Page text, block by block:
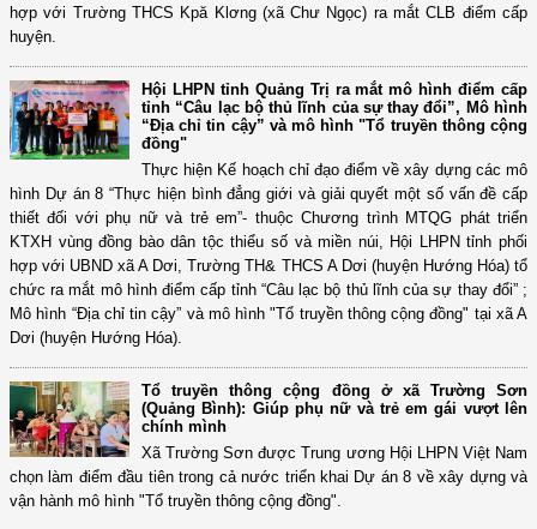
hợp với Trường THCS Kpă Klơng (xã Chư Ngọc) ra mắt CLB điểm cấp
huyện.
Hội LHPN tỉnh Quảng Trị ra mắt mô hình điểm cấp
tỉnh “Câu lạc bộ thủ lĩnh của sự thay đổi”, Mô hình
“Địa chỉ tin cậy” và mô hình "Tổ truyền thông cộng
đồng"
Thực hiện Kế hoạch chỉ đạo điểm về xây dựng các mô
hình Dự án 8 “Thực hiện bình đẳng giới và giải quyết một số vấn đề cấp
thiết đối với phụ nữ và trẻ em”- thuộc Chương trình MTQG phát triển
KTXH vùng đồng bào dân tộc thiểu số và miền núi, Hội LHPN tỉnh phối
hợp với UBND xã A Dơi, Trường TH& THCS A Dơi (huyện Hướng Hóa) tổ
chức ra mắt mô hình điểm cấp tỉnh “Câu lạc bộ thủ lĩnh của sự thay đổi” ;
Mô hình “Địa chỉ tin cậy” và mô hình "Tổ truyền thông cộng đồng" tại xã A
Dơi (huyện Hướng Hóa).
Tổ truyền thông cộng đồng ở xã Trường Sơn
(Quảng Bình): Giúp phụ nữ và trẻ em gái vượt lên
chính mình
Xã Trường Sơn được Trung ương Hội LHPN Việt Nam
chọn làm điểm đầu tiên trong cả nước triển khai Dự án 8 về xây dựng và
vận hành mô hình "Tổ truyền thông cộng đồng".